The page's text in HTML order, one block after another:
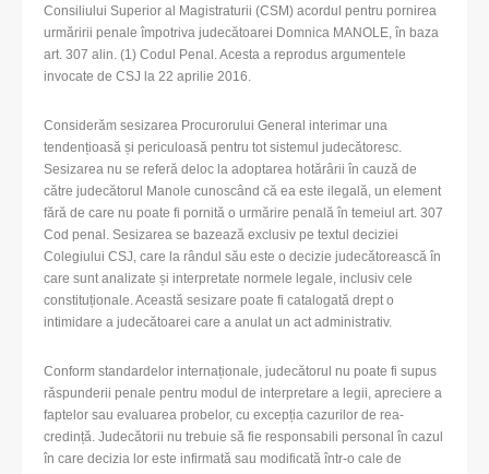
Consiliului Superior al Magistraturii (CSM) acordul pentru pornirea
urmăririi penale împotriva judecătoarei Domnica MANOLE, în baza
art. 307 alin. (1) Codul Penal. Acesta a reprodus argumentele
invocate de CSJ la 22 aprilie 2016.
Considerăm sesizarea Procurorului General interimar una
tendențioasă și periculoasă pentru tot sistemul judecătoresc.
Sesizarea nu se referă deloc la adoptarea hotărârii în cauză de
către judecătorul Manole cunoscând că ea este ilegală, un element
fără de care nu poate fi pornită o urmărire penală în temeiul art. 307
Cod penal. Sesizarea se bazează exclusiv pe textul deciziei
Colegiului CSJ, care la rândul său este o decizie judecătorească în
care sunt analizate și interpretate normele legale, inclusiv cele
constituționale. Această sesizare poate fi catalogată drept o
intimidare a judecătoarei care a anulat un act administrativ.
Conform standardelor internaționale, judecătorul nu poate fi supus
răspunderii penale pentru modul de interpretare a legii, apreciere a
faptelor sau evaluarea probelor, cu excepția cazurilor de rea-
credință. Judecătorii nu trebuie să fie responsabili personal în cazul
în care decizia lor este infirmată sau modificată într-o cale de